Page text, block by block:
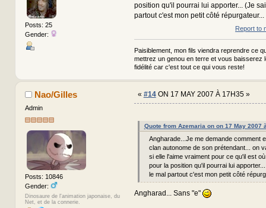
Posts: 25
Gender:
position qu'il pourrai lui apporter... (Je
partout c'est mon petit côté répurgateur...
Report to
Paisiblement, mon fils viendra reprendre ce
mettrez un genou en terre et vous baisserez
fidélité car c'est tout ce qui vous reste!
Nao/Gilles
Admin
Posts: 10846
Gender:
Dinosaure de l'animation japonaise, du
Net, et de la connerie.
« #14ON 17 MAY 2007 À 17H35 »
Quote from Azemaria on on 17 May 2007
Angharade...Je me demande comment
clan autonome de son prétendant... on
si elle l'aime vraiment pour ce qu'il est
pour la position qu'il pourrai lui
le mal partout c'est mon petit côté
Angharad... Sans "e"